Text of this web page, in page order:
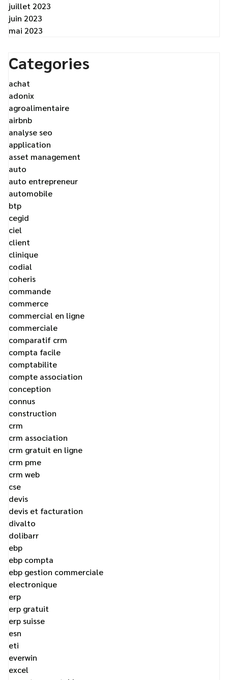
juillet 2023
juin 2023
mai 2023
Categories
achat
adonix
agroalimentaire
airbnb
analyse seo
application
asset management
auto
auto entrepreneur
automobile
btp
cegid
ciel
client
clinique
codial
coheris
commande
commerce
commercial en ligne
commerciale
comparatif crm
compta facile
comptabilite
compte association
conception
connus
construction
crm
crm association
crm gratuit en ligne
crm pme
crm web
cse
devis
devis et facturation
divalto
dolibarr
ebp
ebp compta
ebp gestion commerciale
electronique
erp
erp gratuit
erp suisse
esn
eti
everwin
excel